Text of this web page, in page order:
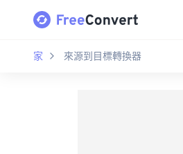
家 來源到目標轉換器